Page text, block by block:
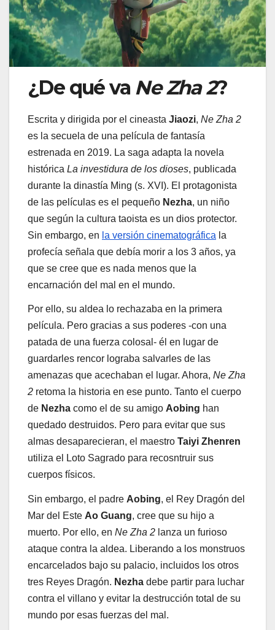
¿De qué va Ne Zha 2?
Escrita y dirigida por el cineasta Jiaozi, Ne Zha 2
es la secuela de una película de fantasía
estrenada en 2019. La saga adapta la novela
histórica La investidura de los dioses, publicada
durante la dinastía Ming (s. XVI). El protagonista
de las películas es el pequeño Nezha, un niño
que según la cultura taoista es un dios protector.
Sin embargo, en la versión cinematográfica la
profecía señala que debía morir a los 3 años, ya
que se cree que es nada menos que la
encarnación del mal en el mundo.
Por ello, su aldea lo rechazaba en la primera
película. Pero gracias a sus poderes -con una
patada de una fuerza colosal- él en lugar de
guardarles rencor lograba salvarles de las
amenazas que acechaban el lugar. Ahora, Ne Zha
2 retoma la historia en ese punto. Tanto el cuerpo
de Nezha como el de su amigo Aobing han
quedado destruidos. Pero para evitar que sus
almas desaparecieran, el maestro Taiyi Zhenren
utiliza el Loto Sagrado para recosntruir sus
cuerpos físicos.
Sin embargo, el padre Aobing, el Rey Dragón del
Mar del Este Ao Guang, cree que su hijo a
muerto. Por ello, en Ne Zha 2 lanza un furioso
ataque contra la aldea. Liberando a los monstruos
encarcelados bajo su palacio, incluidos los otros
tres Reyes Dragón. Nezha debe partir para luchar
contra el villano y evitar la destrucción total de su
mundo por esas fuerzas del mal.